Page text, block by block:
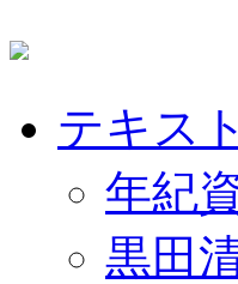
テキスト
年紀
黒田